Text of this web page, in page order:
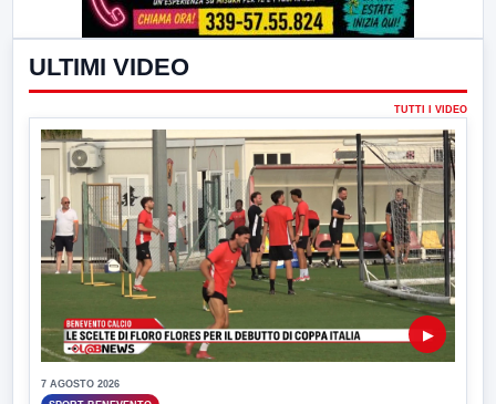
ULTIMI VIDEO
TUTTI I VIDEO
▶
7 AGOSTO 2026